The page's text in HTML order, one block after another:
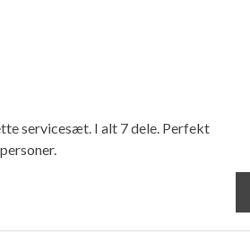
servicesæt. I alt 7 dele. Perfekt